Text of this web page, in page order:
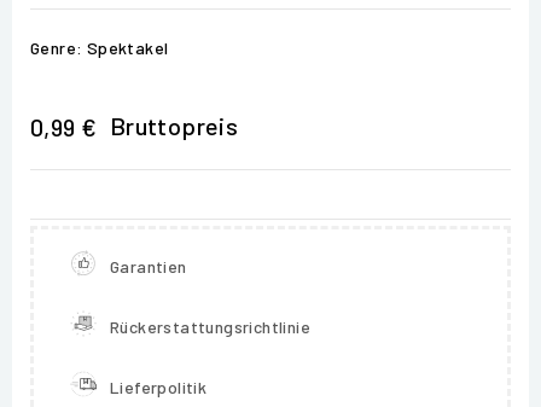
Genre: Spektakel
0,99 € Bruttopreis
Garantien
Rückerstattungsrichtlinie
Lieferpolitik